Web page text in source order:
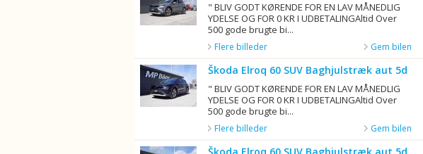
" BLIV GODT KØRENDE FOR EN LAV MÅNEDLIG
YDELSE OG FOR 0 KR I UDBETALINGAltid Over
500 gode brugte bi...
Gem bilen
Flere billeder
Škoda Elroq 60 SUV Baghjulstræk aut 5d
" BLIV GODT KØRENDE FOR EN LAV MÅNEDLIG
YDELSE OG FOR 0 KR I UDBETALINGAltid Over
500 gode brugte bi...
Gem bilen
Flere billeder